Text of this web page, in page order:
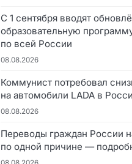
С 1 сентября вводят
образовательную
по всей России
08.08.2026
Коммунист потребовал
на автомобили LADA в
08.08.2026
Переводы граждан России
по одной причине —